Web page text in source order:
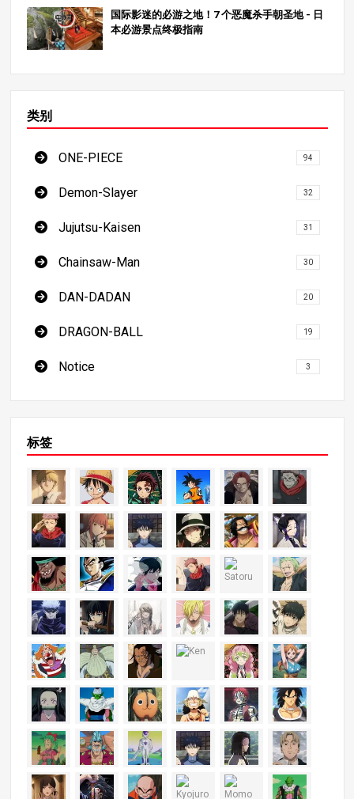
国际影迷的必游之地！7 个恶魔杀手朝圣地 - 日
本必游景点终极指南
类别
ONE-PIECE 94
Demon-Slayer 32
Jujutsu-Kaisen 31
Chainsaw-Man 30
DAN-DADAN 20
DRAGON-BALL 19
Notice 3
标签